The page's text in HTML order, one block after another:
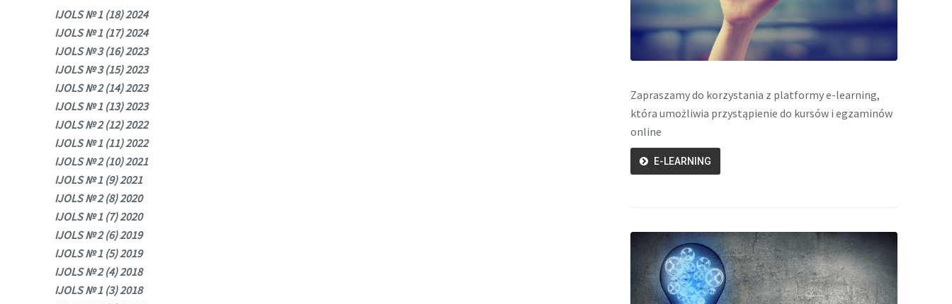
IJOLS № 1 (18) 2024
IJOLS № 1 (17) 2024
IJOLS № 3 (16) 2023
IJOLS № 3 (15) 2023
IJOLS № 2 (14) 2023
IJOLS № 1 (13) 2023
IJOLS № 2 (12) 2022
IJOLS № 1 (11) 2022
IJOLS № 2 (10) 2021
IJOLS № 1 (9) 2021
IJOLS № 2 (8) 2020
IJOLS № 1 (7) 2020
IJOLS № 2 (6) 2019
IJOLS № 1 (5) 2019
IJOLS № 2 (4) 2018
IJOLS № 1 (3) 2018
Zapraszamy do korzystania z platformy e-learning,
która umożliwia przystąpienie do kursów i egzaminów
online
E-LEARNING